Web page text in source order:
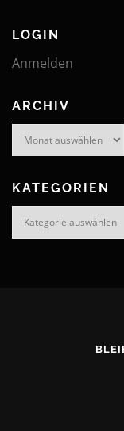
LOGIN
Anmelden
ARCHIV
KATEGORIEN